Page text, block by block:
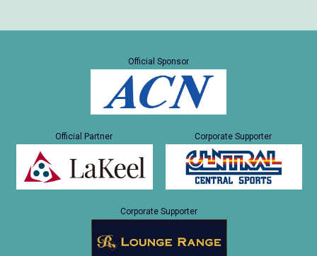
Official Sponsor
Official Partner Corporate Supporter
Corporate Supporter